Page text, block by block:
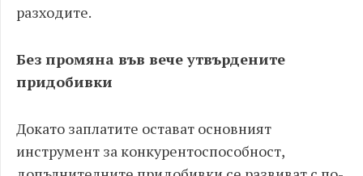
разходите.
Без промяна във вече утвърдените
придобивки
Докато заплатите остават основният
инструмент за конкурентоспособност,